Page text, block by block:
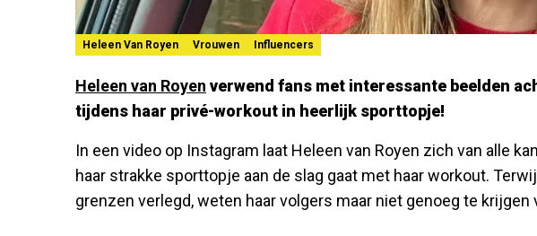
Heleen Van Royen Vrouwen Influencers
Heleen van Royen verwend fans met interessante beelden
tijdens haar privé-workout in heerlijk sporttopje!
In een video op Instagram laat Heleen van Royen zich van alle
haar strakke sporttopje aan de slag gaat met haar workout.
grenzen verlegd, weten haar volgers maar niet genoeg te krijgen